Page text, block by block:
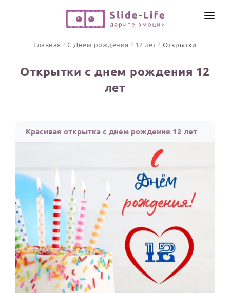
Открытки
ПРАЗДНИКИ
С Днем рождения
Юбилей
Свадьба
Годовщина свадьбы
Календарь праздников
КОМУ
ИНСТРУМЕНТЫ
Главная С Днем рождения 12 лет Открытки
Открытки с днем рождения 12
лет
Красивая открытка с днем рождения 12 лет